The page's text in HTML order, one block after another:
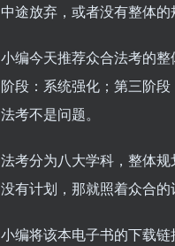
中途放弃，或者没有整体
小编今天推荐众合法考的
阶段：系统强化；第三阶
法考不是问题。
法考分为八大学科，整体
没有计划，那就照着众合
小编将该本电子书的下载链